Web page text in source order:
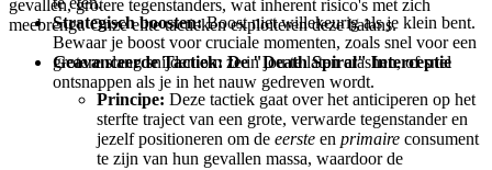
Strategisch boosten:Boost niet willekeurig als je klein bent.
Bewaar je boost voor cruciale momenten, zoals snel voor een
grotere slang snijden om ze in jou te laten crashen, of snel
ontsnappen als je in het nauw gedreven wordt.
gevallen, grotere tegenstanders, wat inherent risico's met zich
meebrengt. Onze elite tactieken exploiteren deze balans.
Geavanceerde Tactiek: De "Death Spiral" Interceptie
Principe: Deze tactiek gaat over het anticiperen op het
sterfte traject van een grote, verwarde tegenstander en
jezelf positioneren om de eerste en primaire consument
te zijn van hun gevallen massa, waardoor de